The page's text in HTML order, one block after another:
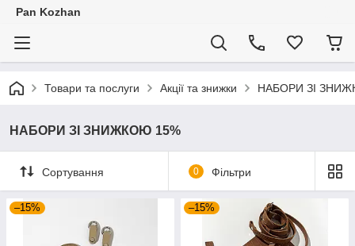
Pan Kozhan
Товари та послуги Акції та знижки НАБОРИ ЗІ
НАБОРИ ЗІ ЗНИЖКОЮ 15%
Сортування 0 Фільтри
–15% –15%